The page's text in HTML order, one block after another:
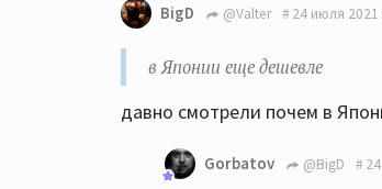
BigD @Valter 24 июля 2021
в Японии еще дешевле
давно смотрели почем в
Gorbatov @BigD